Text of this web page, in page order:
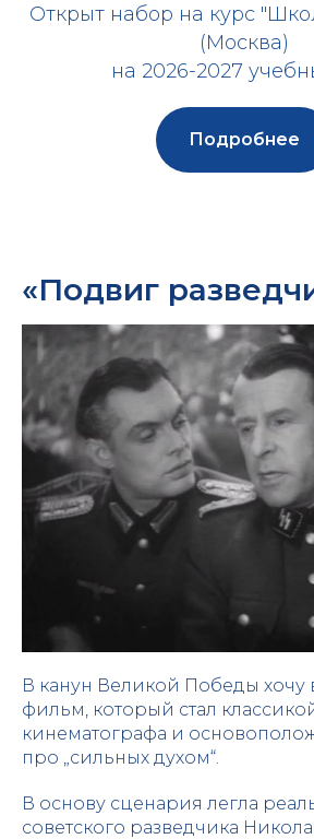
Открыт набор на курс
(Москва)
на 2026-2027
Подробнее
«Подвиг
В канун Великой Победы хочу
фильм, который стал
кинематографа и
про „сильных духом“.
В основу сценария легла
советского разведчика